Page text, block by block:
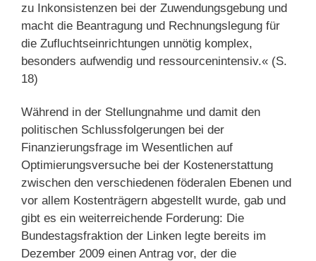
zu Inkonsistenzen bei der Zuwendungsgebung und
macht die Beantragung und Rechnungslegung für
die Zufluchtseinrichtungen unnötig komplex,
besonders aufwendig und ressourcenintensiv.« (S.
18)
Während in der Stellungnahme und damit den
politischen Schlussfolgerungen bei der
Finanzierungsfrage im Wesentlichen auf
Optimierungsversuche bei der Kostenerstattung
zwischen den verschiedenen föderalen Ebenen und
vor allem Kostenträgern abgestellt wurde, gab und
gibt es ein weiterreichende Forderung: Die
Bundestagsfraktion der Linken legte bereits im
Dezember 2009 einen Antrag vor, der die